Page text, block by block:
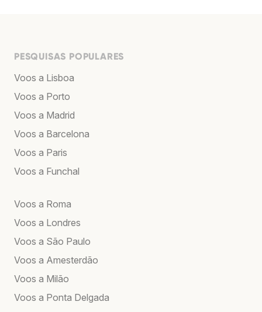
PESQUISAS POPULARES
Voos a Lisboa
Voos a Porto
Voos a Madrid
Voos a Barcelona
Voos a Paris
Voos a Funchal
Voos a Roma
Voos a Londres
Voos a São Paulo
Voos a Amesterdão
Voos a Milão
Voos a Ponta Delgada